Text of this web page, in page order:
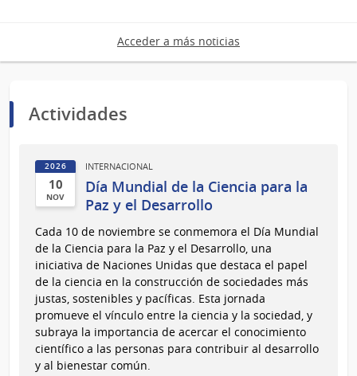
Acceder a más noticias
Actividades
2026
10
NOV
de
Nov
del
2026
INTERNACIONAL
Día Mundial de la Ciencia para la
Paz y el Desarrollo
Cada 10 de noviembre se conmemora el Día Mundial
de la Ciencia para la Paz y el Desarrollo, una
iniciativa de Naciones Unidas que destaca el papel
de la ciencia en la construcción de sociedades más
justas, sostenibles y pacíficas. Esta jornada
promueve el vínculo entre la ciencia y la sociedad, y
subraya la importancia de acercar el conocimiento
científico a las personas para contribuir al desarrollo
y al bienestar común.